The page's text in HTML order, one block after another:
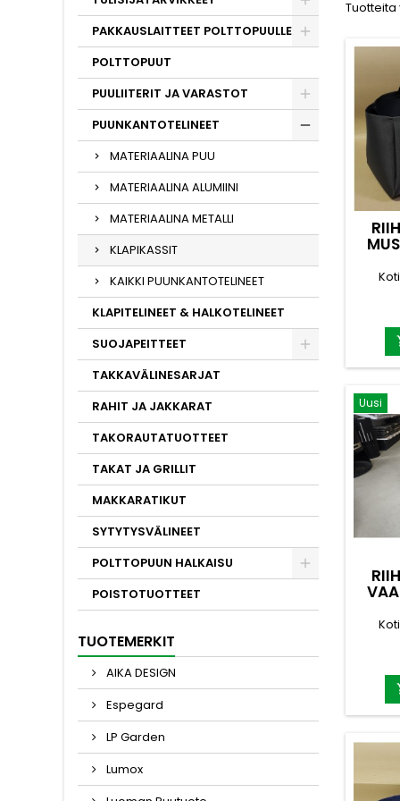
PAKKAUSLAITTEET POLTTOPUULLE
POLTTOPUUT
PUULIITERIT JA VARASTOT
PUUNKANTOTELINEET
MATERIAALINA PUU
MATERIAALINA ALUMIINI
MATERIAALINA METALLI
KLAPIKASSIT
KAIKKI PUUNKANTOTELINEET
KLAPITELINEET & HALKOTELINEET
SUOJAPEITTEET
TAKKAVÄLINESARJAT
RAHIT JA JAKKARAT
TAKORAUTATUOTTEET
TAKAT JA GRILLIT
MAKKARATIKUT
SYTYTYSVÄLINEET
POLTTOPUUN HALKAISU
POISTOTUOTTEET
TUOTEMERKIT
AIKA DESIGN
Espegard
LP Garden
Lumox
Tuotteita
Kolme
-
Uusi
kassin